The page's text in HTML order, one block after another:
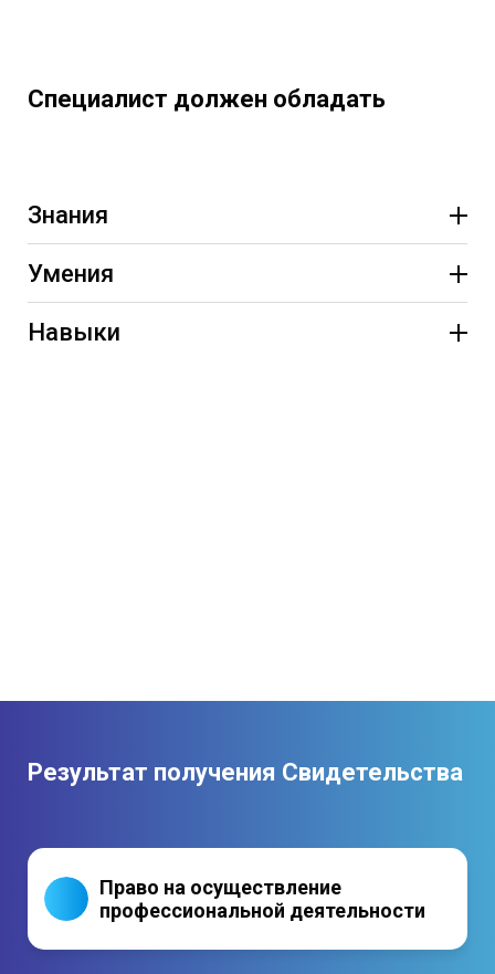
Специалист должен обладать
Знания
Умения
Навыки
Результат получения Свидетельства
Право на осуществление
профессиональной деятельности